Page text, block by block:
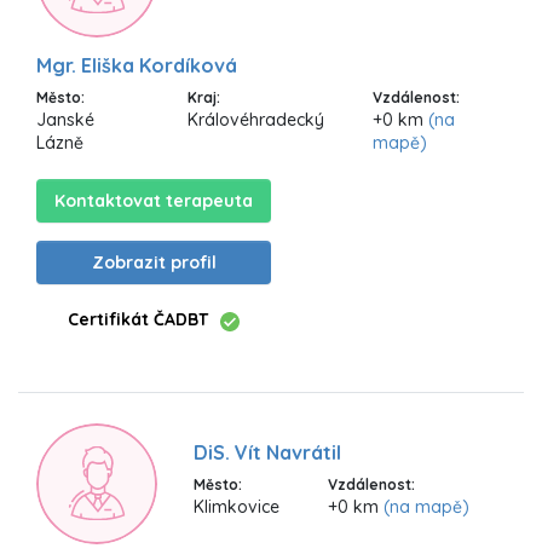
Mgr. Eliška Kordíková
Město:
Janské
Lázně
Kraj:
Královéhradecký
Vzdálenost:
+0 km(na
mapě)
Kontaktovat terapeuta
Zobrazit profil
Certifikát ČADBT
DiS. Vít Navrátil
Město:
Klimkovice
Vzdálenost:
+0 km (na mapě)